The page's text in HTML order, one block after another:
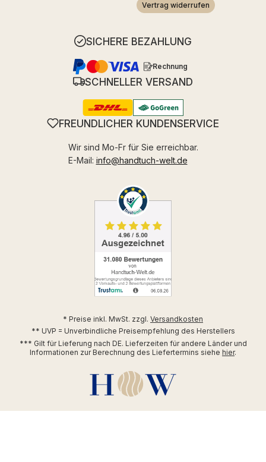
Vertrag widerrufen
SICHERE BEZAHLUNG
Rechnung
SCHNELLER VERSAND
FREUNDLICHER KUNDENSERVICE
Wir sind Mo-Fr für Sie erreichbar.
E-Mail: info@handtuch-welt.de
* Preise inkl. MwSt. zzgl. Versandkosten
** UVP = Unverbindliche Preisempfehlung des Herstellers
*** Gilt für Lieferung nach DE. Lieferzeiten für andere Länder und
Informationen zur Berechnung des Liefertermins siehe hier.